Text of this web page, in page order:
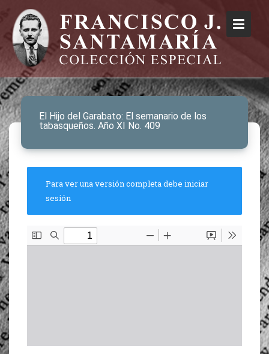
El Hijo del Garabato: El semanario de los
tabasqueños. Año XI No. 409
Para ver una versión completa debe iniciar
sesión